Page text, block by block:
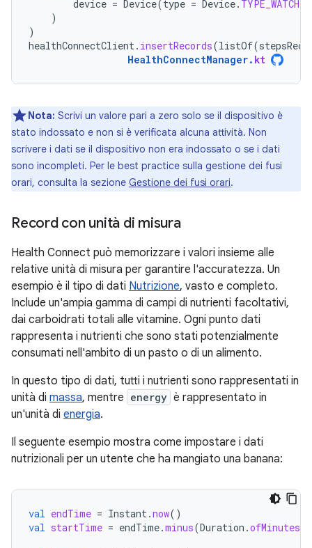
device = Device(type = Device. TYPE_WATCH
)
)
healthConnectClient. insertRecords(listOf(
HealthConnectManager. kt
Nota: Scrivi un valore pari a zero solo se il dispositivo è
stato indossato e non si è verificata alcuna attività. Non
scrivere i dati se il dispositivo non era indossato o se i dati
sono incompleti. Per le best practice sulla gestione dei fusi
orari, consulta la sezione Gestione dei fusi orari.
Record con unità di misura
Health Connect può memorizzare i valori insieme alle
relative unità di misura per garantire l'accuratezza. Un
esempio è il tipo di dati Nutrizione, vasto e completo.
Include un'ampia gamma di campi di nutrienti facoltativi,
dai carboidrati totali alle vitamine. Ogni punto dati
rappresenta i nutrienti che sono stati potenzialmente
consumati nell'ambito di un pasto o di un alimento.
In questo tipo di dati, tutti i nutrienti sono rappresentati in
unità di massa, mentre energy è rappresentato in
un'unità di energia.
Il seguente esempio mostra come impostare i dati
nutrizionali per un utente che ha mangiato una banana:
val endTime = Instant.now()
val startTime = endTime.minus(Duration .ofMinutes